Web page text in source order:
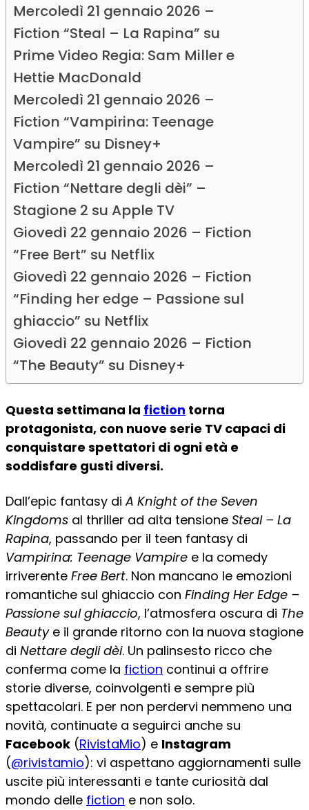
Mercoledì 21 gennaio 2026 –
Fiction “Steal – La Rapina” su
Prime Video Regia: Sam Miller e
Hettie MacDonald
Mercoledì 21 gennaio 2026 –
Fiction “Vampirina: Teenage
Vampire” su Disney+
Mercoledì 21 gennaio 2026 –
Fiction “Nettare degli dèi” –
Stagione 2 su Apple TV
Giovedì 22 gennaio 2026 – Fiction
“Free Bert” su Netflix
Giovedì 22 gennaio 2026 – Fiction
“Finding her edge – Passione sul
ghiaccio” su Netflix
Giovedì 22 gennaio 2026 – Fiction
“The Beauty” su Disney+
Questa settimana la fiction torna
protagonista, con nuove serie TV capaci di
conquistare spettatori di ogni età e
soddisfare gusti diversi.
Dall’epic fantasy diA Knight of the Seven
Kingdoms al thriller ad alta tensione Steal – La
Rapina, passando per il teen fantasy di
Vampirina: Teenage Vampire e la comedy
irriverente Free Bert. Non mancano le emozioni
romantiche sul ghiaccio con Finding Her Edge –
Passione sul ghiaccio, l’atmosfera oscura di The
Beautye il grande ritorno con la nuova stagione
di Nettare degli dèi. Un palinsesto ricco che
conferma come la fiction continui a offrire
storie diverse, coinvolgenti e sempre più
spettacolari. E per non perdervi nemmeno una
novità, continuate a seguirci anche su
Facebook (RivistaMio) e Instagram
(@rivistamio): vi aspettano aggiornamenti sulle
uscite più interessanti e tante curiosità dal
mondo delle fiction e non solo.